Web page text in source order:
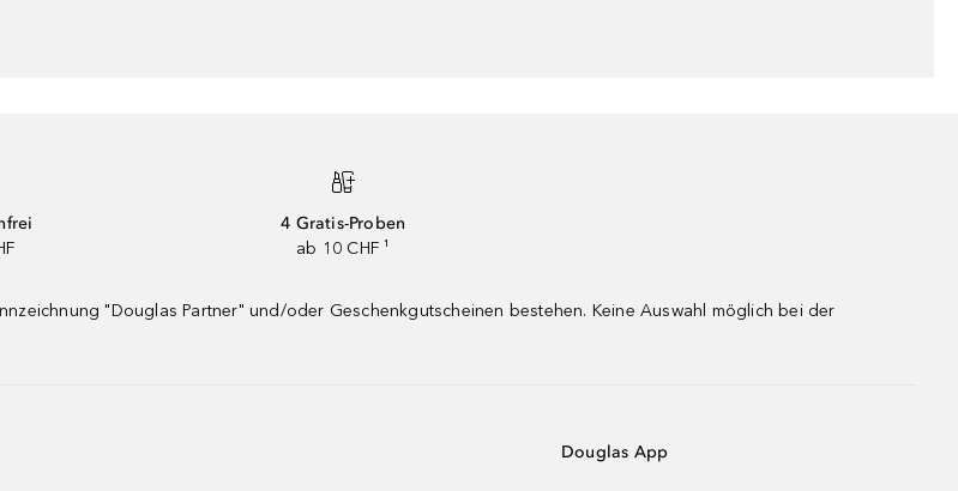
4 Gratis-Proben
ab 10 CHF ¹
"Douglas Partner" und/oder Geschenkgutscheinen bestehen. Keine Auswahl möglich bei der
Douglas App